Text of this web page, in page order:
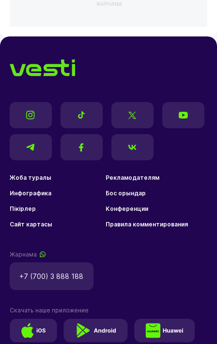
ЖАРНАМА
Жоба туралы Рекламодателям
Инфографика Бос орындар
Пікірлер Конференции
Сайт картасы Правила комментирования
Жарнама
+7 (700) 3 888 188
Скачать наше приложение